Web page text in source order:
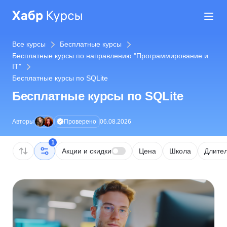
Все курсы
Бесплатные курсы
Бесплатные курсы по направлению "Программирование и
IT"
Бесплатные курсы по SQLite
Бесплатные курсы по SQLite
Авторы Проверено 06.08.2026
1
Акции и скидки Цена Школа